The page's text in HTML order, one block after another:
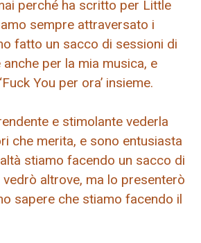
perché ha scritto per Little
sempre attraversato i
fatto un sacco di sessioni di
per la mia musica, e
You per ora’ insieme.
e stimolante vederla
che merita, e sono entusiasta
stiamo facendo un sacco di
altrove, ma lo presenterò
sapere che stiamo facendo il